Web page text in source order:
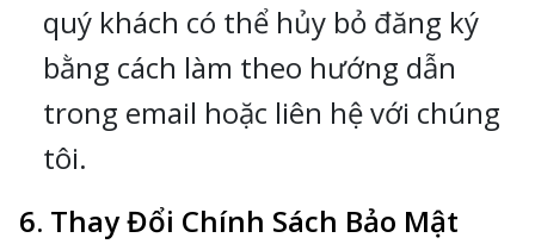
quý khách có thể hủy bỏ đăng ký
bằng cách làm theo hướng dẫn
trong email hoặc liên hệ với chúng
tôi.
6. Thay Đổi Chính Sách Bảo Mật